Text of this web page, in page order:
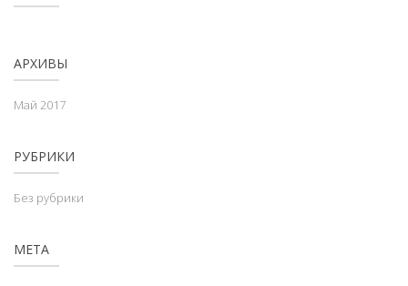
АРХИВЫ
Май 2017
РУБРИКИ
Без рубрики
МЕТА